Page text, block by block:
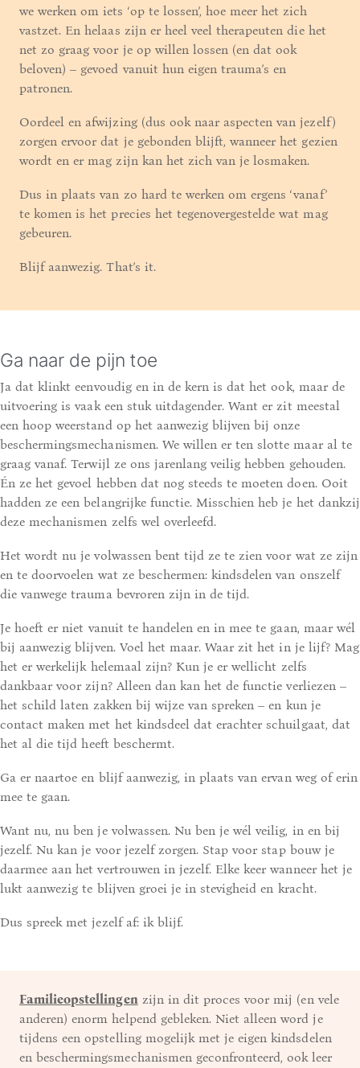
we werken om iets ‘op te lossen’, hoe meer het zich
vastzet. En helaas zijn er heel veel therapeuten die het
net zo graag voor je op willen lossen (en dat ook
beloven) – gevoed vanuit hun eigen trauma’s en
patronen.
Oordeel en afwijzing (dus ook naar aspecten van jezelf)
zorgen ervoor dat je gebonden blijft, wanneer het gezien
wordt en er mag zijn kan het zich van je losmaken.
Dus in plaats van zo hard te werken om ergens ‘vanaf’
te komen is het precies het tegenovergestelde wat mag
gebeuren.
Blijf aanwezig. That’s it.
Ga naar de pijn toe
Ja dat klinkt eenvoudig en in de kern is dat het ook, maar de
uitvoering is vaak een stuk uitdagender. Want er zit meestal
een hoop weerstand op het aanwezig blijven bij onze
beschermingsmechanismen. We willen er ten slotte maar al te
graag vanaf. Terwijl ze ons jarenlang veilig hebben gehouden.
Én ze het gevoel hebben dat nog steeds te moeten doen. Ooit
hadden ze een belangrijke functie. Misschien heb je het dankzij
deze mechanismen zelfs wel overleefd.
Het wordt nu je volwassen bent tijd ze te zien voor wat ze zijn
en te doorvoelen wat ze beschermen: kindsdelen van onszelf
die vanwege trauma bevroren zijn in de tijd.
Je hoeft er niet vanuit te handelen en in mee te gaan, maar wél
bij aanwezig blijven. Voel het maar. Waar zit het in je lijf? Mag
het er werkelijk helemaal zijn? Kun je er wellicht zelfs
dankbaar voor zijn? Alleen dan kan het de functie verliezen –
het schild laten zakken bij wijze van spreken – en kun je
contact maken met het kindsdeel dat erachter schuilgaat, dat
het al die tijd heeft beschermt.
Ga er naartoe en blijf aanwezig, in plaats van ervan weg of erin
mee te gaan.
Want nu, nu ben je volwassen. Nu ben je wél veilig, in en bij
jezelf. Nu kan je voor jezelf zorgen. Stap voor stap bouw je
daarmee aan het vertrouwen in jezelf. Elke keer wanneer het je
lukt aanwezig te blijven groei je in stevigheid en kracht.
Dus spreek met jezelf af: ik blijf.
Familieopstellingenzijn in dit proces voor mij (en vele
anderen) enorm helpend gebleken. Niet alleen word je
tijdens een opstelling mogelijk met je eigen kindsdelen
en beschermingsmechanismen geconfronteerd, ook leer